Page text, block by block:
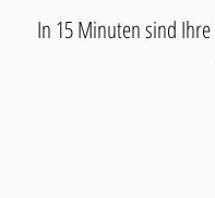
In 15 Minuten sind Ihre